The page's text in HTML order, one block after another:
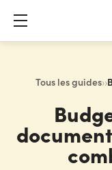
Tous les guides››